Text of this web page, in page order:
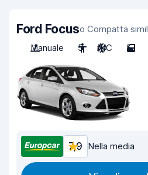
Ford Focuso Compatta
Manuale
5 A/C 5
7,9 Nella media